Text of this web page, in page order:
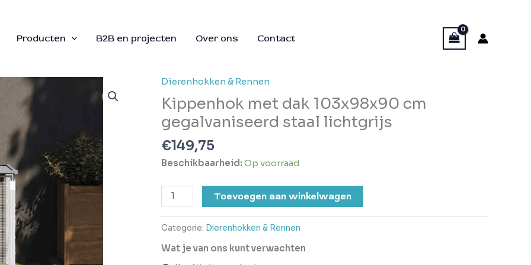
Producten B2B en projecten Over ons Contact
Dierenhokken & Rennen
Kippenhok met dak 103x98x90 cm
gegalvaniseerd staal lichtgrijs
€149,75
Beschikbaarheid: Op voorraad
Kippenhok
met
dak
103x98x90
cm
gegalvaniseerd
staal
aantal
Toevoegen aan winkelwagen
Categorie: Dierenhokken & Rennen
Wat je van ons kunt verwachten